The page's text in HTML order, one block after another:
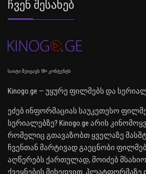
Ჩვენ Შესახებ
საიტი შეიცავს 18+ კონტენტს
Kinogo.ge — უყურე ფილმებს და
ეძებ ინფორმაციას საუკეთესო
სერიალებზე? Kinogo.ge არის
რომელიც გთავაზობთ ყველაზე
ჩვენთან მარტივად გაეცნობი
აღწერებს ქართულად, მოიძებ